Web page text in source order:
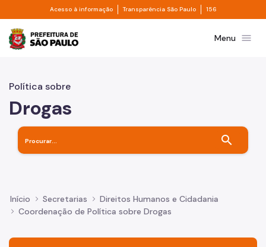
Pular para o Conteúdo principal
Acesso à informação Divisor de acesso à informação
Transparência São Paulo Divisor de
156
Prefeitura de São PauloMenu menu
Política sobre
Drogas
search
Início Secretarias
Direitos Humanos e Cidadania
Coordenação de Política sobre Drogas